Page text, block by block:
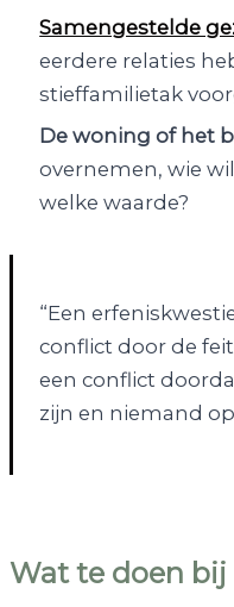
Samengestelde
eerdere relaties
stieffamilietak
De woning of het
overnemen, wie
welke waarde?
“Een
conflict door de
een conflict
zijn en niemand
Wat te doen bij